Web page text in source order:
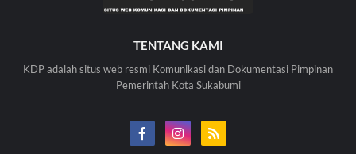
TENTANG KAMI
KDP adalah situs web resmi Komunikasi dan Dokumentasi Pimpinan
Pemerintah Kota Sukabumi